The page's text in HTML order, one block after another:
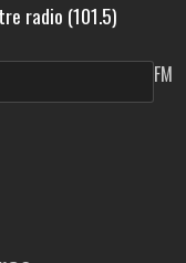
radio (101.5)
FM